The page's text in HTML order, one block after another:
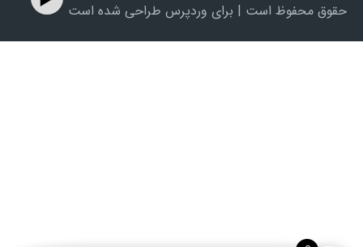
حقوق محفوظ است | برای وردپرس طراحی شده است